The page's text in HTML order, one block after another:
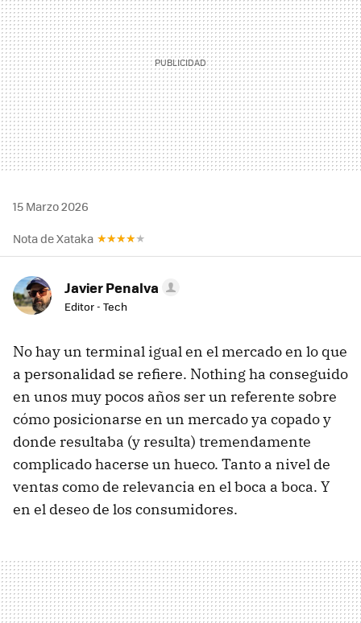
15 Marzo 2026
Nota de Xataka
Javier Penalva
Editor - Tech
No hay un terminal igual en el mercado en lo que
a personalidad se refiere. Nothing ha conseguido
en unos muy pocos años ser un referente sobre
cómo posicionarse en un mercado ya copado y
donde resultaba (y resulta) tremendamente
complicado hacerse un hueco. Tanto a nivel de
ventas como de relevancia en el boca a boca. Y
en el deseo de los consumidores.